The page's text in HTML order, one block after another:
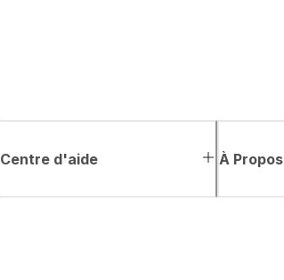
Centre d'aide À Propos